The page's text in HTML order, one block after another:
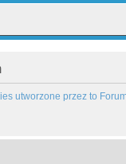
utworzone przez to